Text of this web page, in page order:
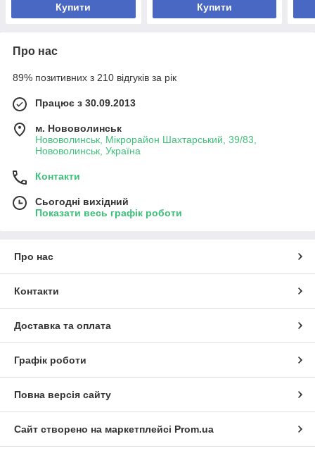
Купити Купити
Про нас
89% позитивних з 210 відгуків за рік
Працює з 30.09.2013
м. Нововолинськ
Нововолинськ, Мікрорайон Шахтарський, 39/83,
Нововолинськ, Україна
Контакти
Сьогодні вихідний
Показати весь графік роботи
Про нас
Контакти
Доставка та оплата
Графік роботи
Повна версія сайту
Сайт створено на маркетплейсі Prom.ua